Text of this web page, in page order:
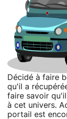
Décidé à faire
qu'il a
faire savoir
à cet univers.
portail est